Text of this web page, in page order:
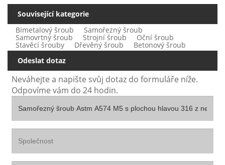
Související kategorie
Bimetalový šroub
Samořezný šroub
Samovrtný šroub Strojní šroub Oční šroub
Stavěcí šrouby Dřevěný šroub
Betonový šroub
Odeslat dotaz
Neváhejte a napište svůj dotaz do formuláře níže.
Odpovíme vám do 24 hodin.